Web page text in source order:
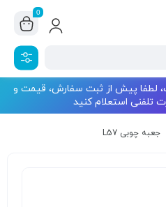
0
لطفا پیش از ثبت سفارش، قیمت و
تلفنی استعلام کنید
جعبه چوبی L57